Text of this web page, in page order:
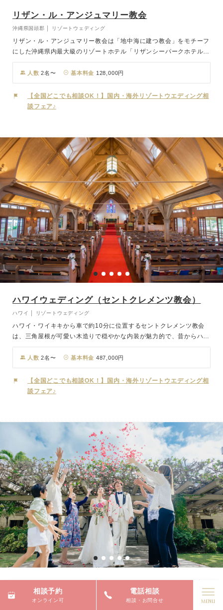
リザン・ル・アンジュマリー教会
沖縄県国頭郡 │ リゾートウェディング
リザン・ル・アンジュマリー教会は「地中海に建つ教会」をモチーフ
にした沖縄県内最大級のリゾートホテル「リザンシーパークホテル谷
茶ベイ」に併設の空と海が一望できる海辺のチャペル。青空と海にマ
ッチした白基調の外壁とスペイン瓦の敷き詰められた屋根が特徴的
で、内装には琉球ガラスを使用したステンドグラスが施されているな
ど、憧れの沖縄リゾートウエディングを叶えるにふさわしい圧巻の景
色が広がる会場です。
人数 2名〜 基本料金 128,000円
【全国どこでも相談OK！】国内・海外リゾートウエディング相
談フェア♪
ハワイウェディング（セントクレメンツ教会）
ハワイ │ リゾートウェディング
ハワイ・ワイキキから車で約10分に位置するセントクレメンツ教会
は、三角屋根が可愛い木造りで穏やかな内装が魅力的で、昔からハワ
イの方々に愛されてきた由緒ある教会です。 美しいステンドグラス
とパイプオルガンの音色に見守られながら、神聖な挙式が行われま
す。 周辺は喧騒を忘れさせてくれる静かな環境で、ゆったりと落ち
着いた雰囲気の中で永遠の愛を誓いませんか。
人数 2名〜 基本料金 487,000円
【全国どこでも相談OK！】国内・海外リゾートウエディング相
談フェア♪
シー教会）
相談予約
オンライン可
電話相談
相談・お問合せ